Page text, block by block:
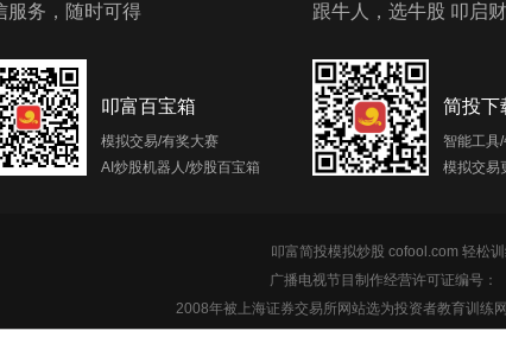
服务，随时可得
叩富百宝箱
模拟交易/有奖大赛
AI炒股机器人/炒股百宝箱
跟牛人，选牛股 叩启
简投下
智能工具
模拟交易
叩富简投模拟炒股 cofool.com 轻松
广播电视节目制作经营许可证编号：
2008年被上海证券交易所网站选为投资者教育训练